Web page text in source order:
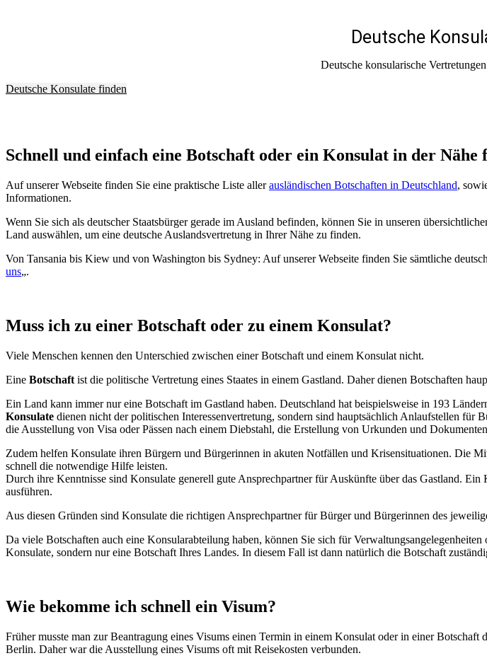
Deutsche
Deutsche konsularische
Deutsche Konsulate finden
Schnell und einfach eine Botschaft oder ein Konsulat in der Nähe
Auf unserer Webseite finden Sie eine praktische Liste allerausländischen Botschaften in Deutschland,
Informationen.
Wenn Sie sich als deutscher Staatsbürger gerade im Ausland befinden, können Sie in unseren
Land auswählen, um eine deutsche Auslandsvertretung in Ihrer Nähe zu finden.
Von Tansania bis Kiew und von Washington bis Sydney: Auf unserer Webseite finden Sie sämtliche
uns„.
Muss ich zu einer Botschaft oder zu einem Konsulat?
Viele Menschen kennen den Unterschied zwischen einer Botschaft und einem Konsulat nicht.
Eine Botschaft ist die politische Vertretung eines Staates in einem Gastland. Daher dienen Botschaften
Ein Land kann immer nur eine Botschaft im Gastland haben. Deutschland hat beispielsweise in 193
Konsulate dienen nicht der politischen Interessenvertretung, sondern sind hauptsächlich Anlaufstellen
die Ausstellung von Visa oder Pässen nach einem Diebstahl, die Erstellung von Urkunden und
Zudem helfen Konsulate ihren Bürgern und Bürgerinnen in akuten Notfällen und Krisensituationen. Die
schnell die notwendige Hilfe leisten.
Durch ihre Kenntnisse sind Konsulate generell gute Ansprechpartner für Auskünfte über das Gastland.
ausführen.
Aus diesen Gründen sind Konsulate die richtigen Ansprechpartner für Bürger und Bürgerinnen des
Da viele Botschaften auch eine Konsularabteilung haben, können Sie sich für
Konsulate, sondern nur eine Botschaft Ihres Landes. In diesem Fall ist dann natürlich die Botschaft
Wie bekomme ich schnell ein Visum?
Früher musste man zur Beantragung eines Visums einen Termin in einem Konsulat oder in einer
Berlin. Daher war die Ausstellung eines Visums oft mit Reisekosten verbunden.